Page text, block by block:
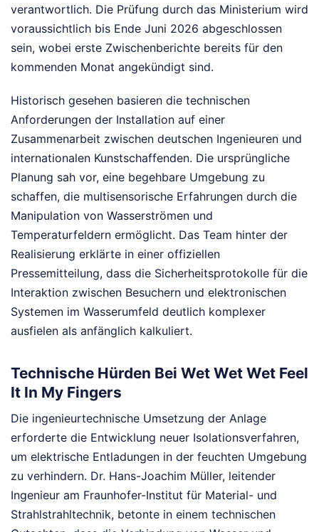
verantwortlich. Die Prüfung durch das Ministerium wird
voraussichtlich bis Ende Juni 2026 abgeschlossen
sein, wobei erste Zwischenberichte bereits für den
kommenden Monat angekündigt sind.
Historisch gesehen basieren die technischen
Anforderungen der Installation auf einer
Zusammenarbeit zwischen deutschen Ingenieuren und
internationalen Kunstschaffenden. Die ursprüngliche
Planung sah vor, eine begehbare Umgebung zu
schaffen, die multisensorische Erfahrungen durch die
Manipulation von Wasserströmen und
Temperaturfeldern ermöglicht. Das Team hinter der
Realisierung erklärte in einer offiziellen
Pressemitteilung, dass die Sicherheitsprotokolle für die
Interaktion zwischen Besuchern und elektronischen
Systemen im Wasserumfeld deutlich komplexer
ausfielen als anfänglich kalkuliert.
Technische Hürden Bei Wet Wet Wet Feel
It In My Fingers
Die ingenieurtechnische Umsetzung der Anlage
erforderte die Entwicklung neuer Isolationsverfahren,
um elektrische Entladungen in der feuchten Umgebung
zu verhindern. Dr. Hans-Joachim Müller, leitender
Ingenieur am Fraunhofer-Institut für Material- und
Strahlstrahltechnik, betonte in einem technischen